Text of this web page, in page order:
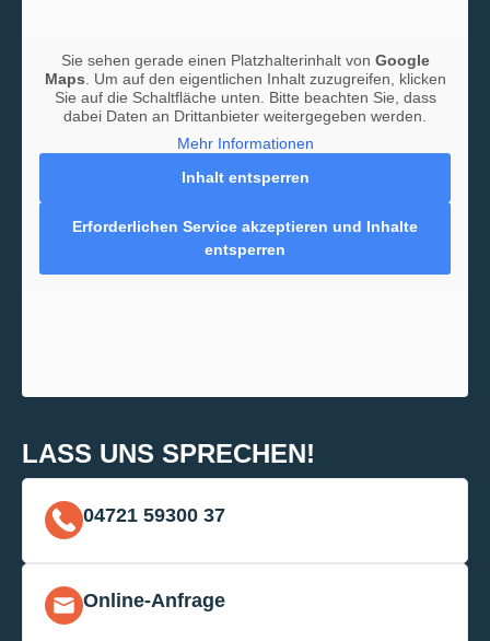
Sie sehen gerade einen Platzhalterinhalt von Google
Maps . Um auf den eigentlichen Inhalt zuzugreifen, klicken
Sie auf die Schaltfläche unten. Bitte beachten Sie, dass
dabei Daten an Drittanbieter weitergegeben werden.
Mehr Informationen
Inhalt entsperren
Erforderlichen Service akzeptieren und Inhalte
entsperren
LASS UNS SPRECHEN!
04721 59300 37
Online-Anfrage